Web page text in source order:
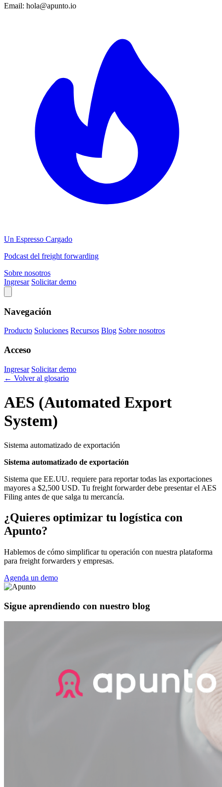
Email: hola@apunto.io
Un Espresso Cargado
Podcast del freight forwarding
Sobre nosotros
Ingresar Solicitar demo
Navegación
Producto Soluciones Recursos Blog Sobre nosotros
Acceso
Ingresar Solicitar demo
← Volver al glosario
AES (Automated Export
System)
Sistema automatizado de exportación
Sistema automatizado de exportación
Sistema que EE.UU. requiere para reportar todas las exportaciones
mayores a $2,500 USD. Tu freight forwarder debe presentar el AES
Filing antes de que salga tu mercancía.
¿Quieres optimizar tu logística con
Apunto?
Hablemos de cómo simplificar tu operación con nuestra plataforma
para freight forwarders y empresas.
Agenda un demo
Sigue aprendiendo con nuestro blog